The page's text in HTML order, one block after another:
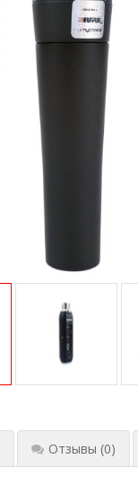
Отзывы (0)